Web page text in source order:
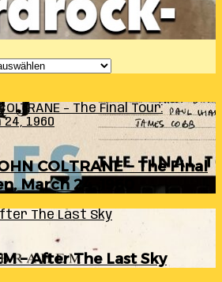
– The Final Tour:
1960
COLTRANE – The Final
March 24, 1960
The Last Sky
– After The Last Sky